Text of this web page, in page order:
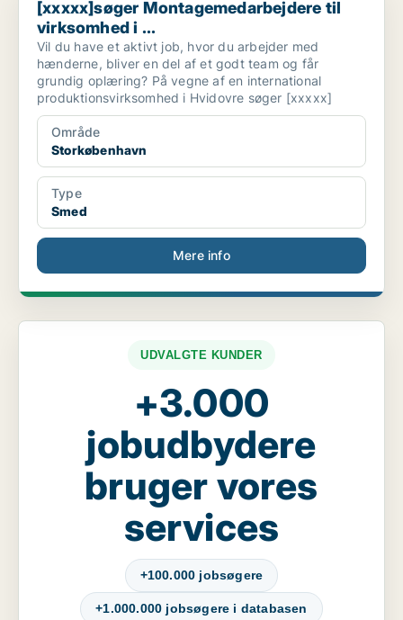
[xxxxx]søger Montagemedarbejdere til
virksomhed i ...
Vil du have et aktivt job, hvor du arbejder med
hænderne, bliver en del af et godt team og får
grundig oplæring? På vegne af en international
produktionsvirksomhed i Hvidovre søger [xxxxx]
Område
Storkøbenhavn
Type
Smed
Mere info
UDVALGTE KUNDER
+3.000
jobudbydere
bruger vores
services
+100.000 jobsøgere
+1.000.000 jobsøgere i databasen